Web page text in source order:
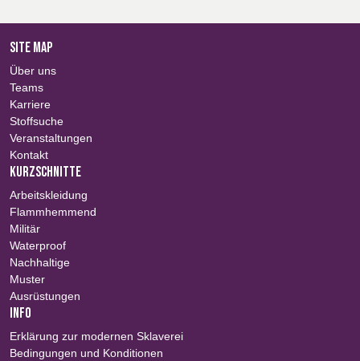
SITE MAP
Über uns
Teams
Karriere
Stoffsuche
Veranstaltungen
Kontakt
KURZSCHNITTE
Arbeitskleidung
Flammhemmend
Militär
Waterproof
Nachhaltige
Muster
Ausrüstungen
INFO
Erklärung zur modernen Sklaverei
Bedingungen und Konditionen